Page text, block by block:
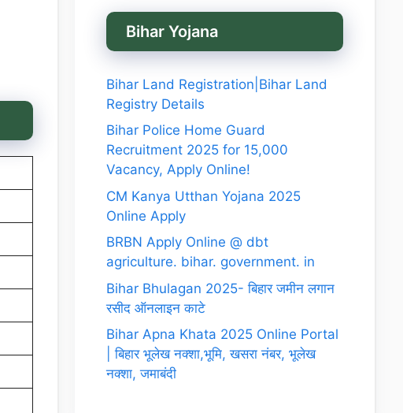
Bihar Yojana
Bihar Land Registration|Bihar Land
Registry Details
Bihar Police Home Guard
Recruitment 2025 for 15,000
Vacancy, Apply Online!
CM Kanya Utthan Yojana 2025
Online Apply
BRBN Apply Online @ dbt
agriculture. bihar. government. in
Bihar Bhulagan 2025- बिहार जमीन लगान
रसीद ऑनलाइन काटे
Bihar Apna Khata 2025 Online Portal
| बिहार भूलेख नक्शा,भूमि, खसरा नंबर, भूलेख
नक्शा, जमाबंदी